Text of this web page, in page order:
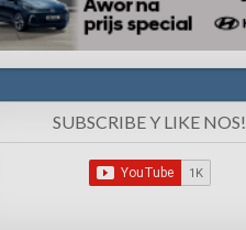
SUBSCRIBE Y LIKE NOS!